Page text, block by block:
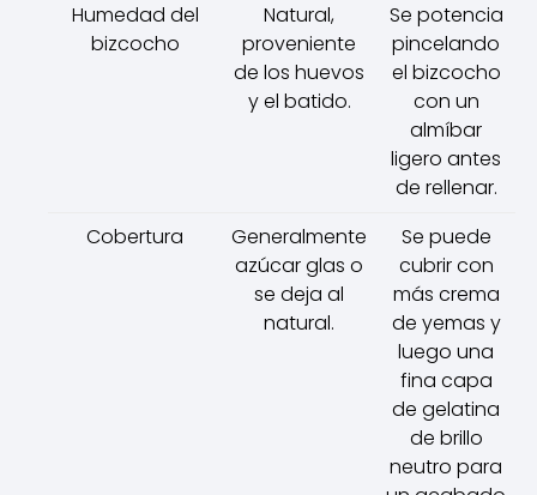
Humedad del
bizcocho
Natural,
proveniente
de los huevos
y el batido.
Se potencia
pincelando
el bizcocho
con un
almíbar
ligero antes
de rellenar.
Cobertura
Generalmente
azúcar glas o
se deja al
natural.
Se puede
cubrir con
más crema
de yemas y
luego una
fina capa
de gelatina
de brillo
neutro para